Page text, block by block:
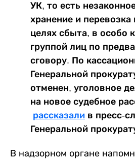
УК, то есть
хранение и
целях сбыта, в особо
группой лиц по
сговору. По
Генеральной
отменен, уголовное
на новое судебное
рассказали в пресс-
Генеральной
В надзорном органе